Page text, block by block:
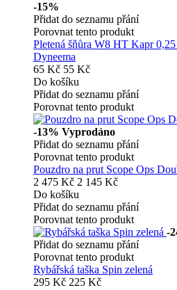
-15%
Přidat do seznamu přání
Porovnat tento produkt
Pletená šňůra W8 HT Kapr
Dyneema
65 Kč 55 Kč
Do košíku
Přidat do seznamu přání
Porovnat tento produkt
-13% Vyprodáno
Přidat do seznamu přání
Porovnat tento produkt
Pouzdro na prut Scope Ops
2 475 Kč 2 145 Kč
Do košíku
Přidat do seznamu přání
Porovnat tento produkt
-
Přidat do seznamu přání
Porovnat tento produkt
Rybářská taška Spin zelená
295 Kč 225 Kč